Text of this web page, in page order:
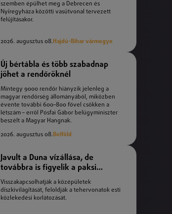
szemben épülhet meg a Debrecen és
Nyíregyháza közötti vasútvonal tervezett
felújításakor.
2026. augusztus 08. Hajdú-Bihar vármegye
Új bértábla és több szabadnap
jöhet a rendőröknél
Mintegy 9000 rendőr hiányzik jelenleg a
magyar rendőrség állományából, miközben
évente további 600–800 fővel csökken a
létszám – erről Pósfai Gábor belügyminiszter
beszélt a Magyar Hangnak.
2026. augusztus 08.Belföld
Javult a Duna vízállása, de
továbbra is figyelik a paksi
helyzetet
Visszakapcsolhatják a középületek
díszkivilágítását, feloldják a tehervonatok esti
közlekedési korlátozását.